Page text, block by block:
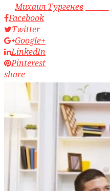
byМихаил Тургенев
Facebook
Twitter
Google+
LinkedIn
Pinterest
share